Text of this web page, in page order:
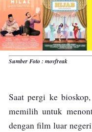
Sumber Foto : movfreak
Saat pergi ke
memilih untuk
dengan film luar